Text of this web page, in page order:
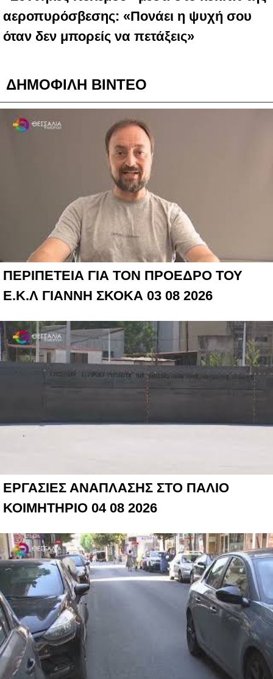
αεροπυρόσβεσης: «Πονάει η ψυχή σου
όταν δεν μπορείς να πετάξεις»
ΔΗΜΟΦΙΛΗ ΒΙΝΤΕΟ
ΠΕΡΙΠΕΤΕΙΑ ΓΙΑ ΤΟΝ ΠΡΟΕΔΡΟ ΤΟΥ
Ε.Κ.Λ ΓΙΑΝΝΗ ΣΚΟΚΑ 03 08 2026
ΕΡΓΑΣΙΕΣ ΑΝΑΠΛΑΣΗΣ ΣΤΟ ΠΑΛΙΟ
ΚΟΙΜΗΤΗΡΙΟ 04 08 2026